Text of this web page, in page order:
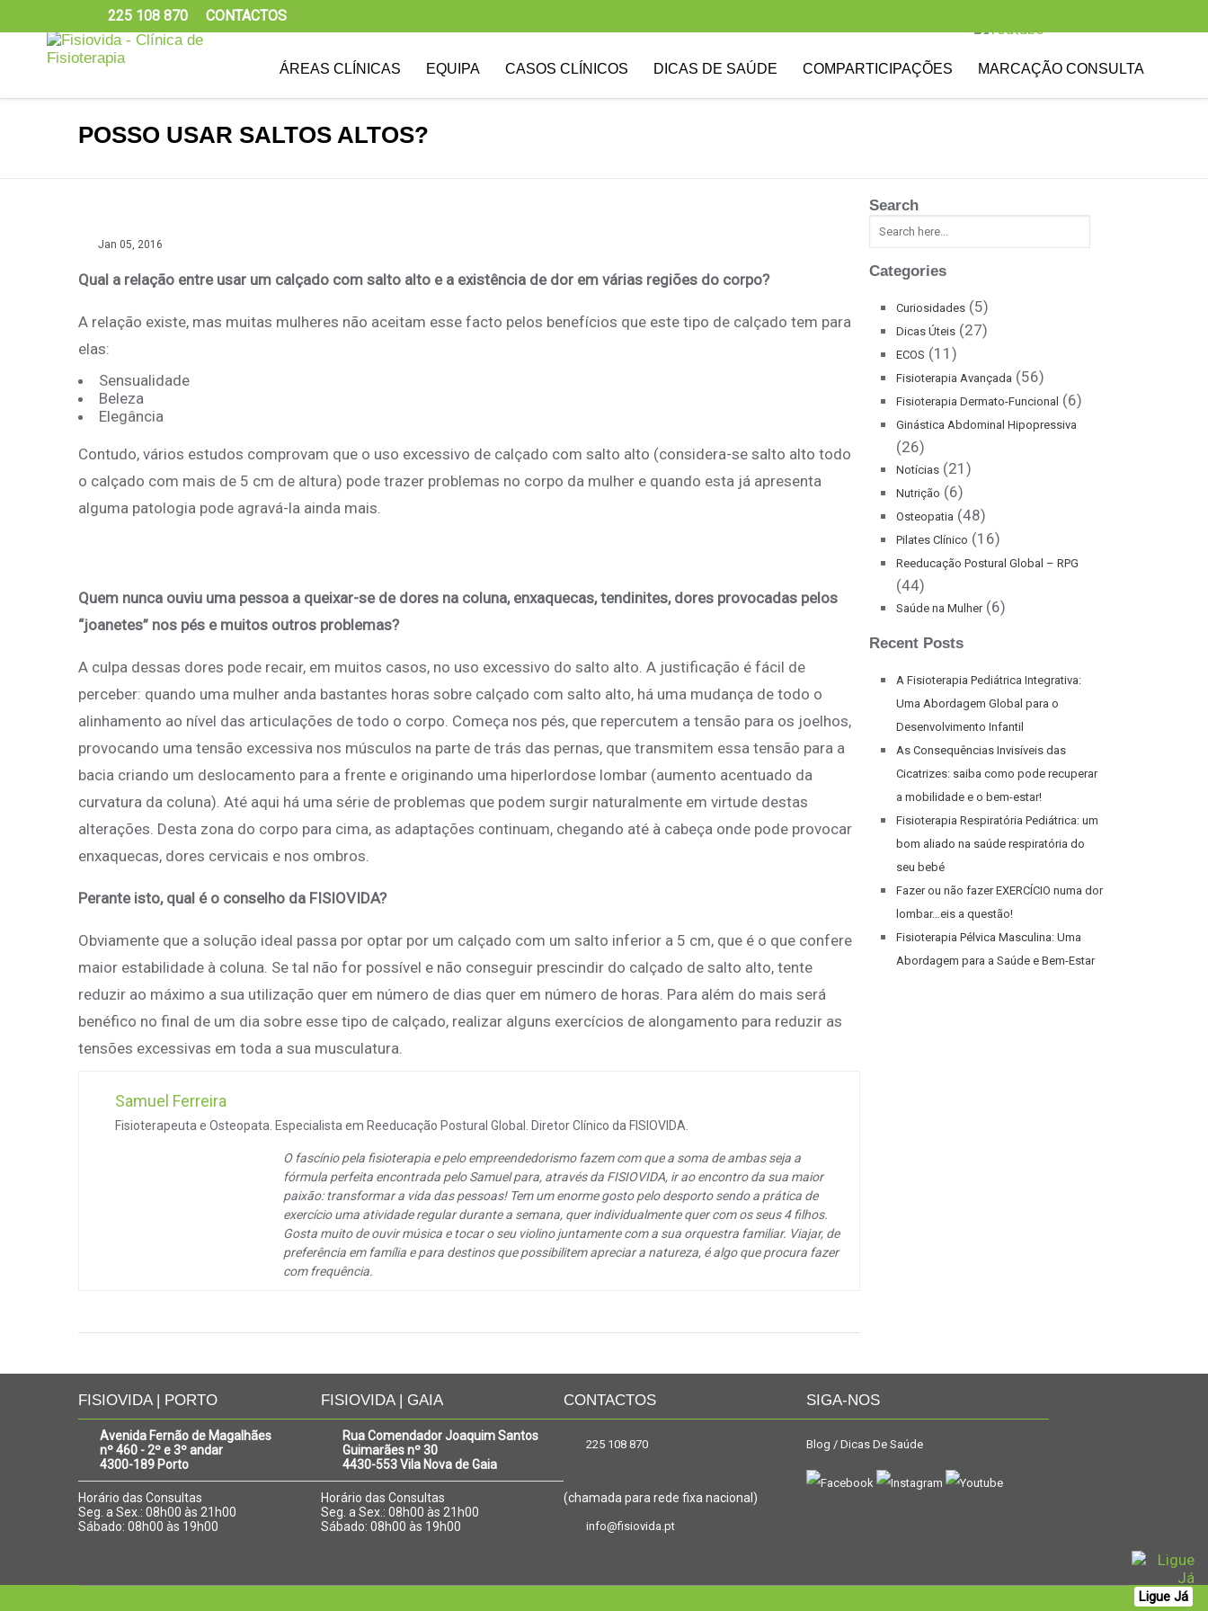
225 108 870 CONTACTOS
ÁREAS CLÍNICAS EQUIPA CASOS CLÍNICOS DICAS DE SAÚDE COMPARTICIPAÇÕES MARCAÇÃO CONSULTA
POSSO USAR SALTOS ALTOS?
Jan 05, 2016
Qual a relação entre usar um calçado com salto alto e a existência de dor em várias regiões do corpo?
A relação existe, mas muitas mulheres não aceitam esse facto pelos benefícios que este tipo de calçado tem para
elas:
Sensualidade
Beleza
Elegância
Contudo, vários estudos comprovam que o uso excessivo de calçado com salto alto (considera-se salto alto todo
o calçado com mais de 5 cm de altura) pode trazer problemas no corpo da mulher e quando esta já apresenta
alguma patologia pode agravá-la ainda mais.
Quem nunca ouviu uma pessoa a queixar-se de dores na coluna, enxaquecas, tendinites, dores provocadas pelos
“joanetes” nos pés e muitos outros problemas?
A culpa dessas dores pode recair, em muitos casos, no uso excessivo do salto alto. A justificação é fácil de
perceber: quando uma mulher anda bastantes horas sobre calçado com salto alto, há uma mudança de todo o
alinhamento ao nível das articulações de todo o corpo. Começa nos pés, que repercutem a tensão para os joelhos,
provocando uma tensão excessiva nos músculos na parte de trás das pernas, que transmitem essa tensão para a
bacia criando um deslocamento para a frente e originando uma hiperlordose lombar (aumento acentuado da
curvatura da coluna). Até aqui há uma série de problemas que podem surgir naturalmente em virtude destas
alterações. Desta zona do corpo para cima, as adaptações continuam, chegando até à cabeça onde pode provocar
enxaquecas, dores cervicais e nos ombros.
Perante isto, qual é o conselho da FISIOVIDA?
Obviamente que a solução ideal passa por optar por um calçado com um salto inferior a 5 cm, que é o que confere
maior estabilidade à coluna. Se tal não for possível e não conseguir prescindir do calçado de salto alto, tente
reduzir ao máximo a sua utilização quer em número de dias quer em número de horas. Para além do mais será
benéfico no final de um dia sobre esse tipo de calçado, realizar alguns exercícios de alongamento para reduzir as
tensões excessivas em toda a sua musculatura.
Samuel Ferreira
Fisioterapeuta e Osteopata. Especialista em Reeducação Postural Global. Diretor Clínico da FISIOVIDA.
O fascínio pela fisioterapia e pelo empreendedorismo fazem com que a soma de ambas seja a
fórmula perfeita encontrada pelo Samuel para, através da FISIOVIDA, ir ao encontro da sua maior
paixão: transformar a vida das pessoas! Tem um enorme gosto pelo desporto sendo a prática de
exercício uma atividade regular durante a semana, quer individualmente quer com os seus 4 filhos.
Gosta muito de ouvir música e tocar o seu violino juntamente com a sua orquestra familiar. Viajar, de
preferência em família e para destinos que possibilitem apreciar a natureza, é algo que procura fazer
com frequência.
Search
Categories
Curiosidades(5)
Dicas Úteis(27)
ECOS (11)
Fisioterapia Avançada (56)
Fisioterapia Dermato-Funcional (6)
Ginástica Abdominal Hipopressiva
(26)
Notícias(21)
Nutrição (6)
Osteopatia (48)
Pilates Clínico (16)
Reeducação Postural Global – RPG
(44)
Saúde na Mulher(6)
Recent Posts
A Fisioterapia Pediátrica Integrativa:
Uma Abordagem Global para o
Desenvolvimento Infantil
As Consequências Invisíveis das
Cicatrizes: saiba como pode recuperar
a mobilidade e o bem-estar!
Fisioterapia Respiratória Pediátrica: um
bom aliado na saúde respiratória do
seu bebé
Fazer ou não fazer EXERCÍCIO numa dor
lombar…eis a questão!
Fisioterapia Pélvica Masculina: Uma
Abordagem para a Saúde e Bem-Estar
Ligue Já
FISIOVIDA | PORTO
Avenida Fernão de Magalhães
nº 460 - 2º e 3º andar
4300-189 Porto
Horário das Consultas
Seg. a Sex.: 08h00 às 21h00
Sábado: 08h00 às 19h00
FISIOVIDA | GAIA
Rua Comendador Joaquim Santos
Guimarães nº 30
4430-553 Vila Nova de Gaia
Horário das Consultas
Seg. a Sex.: 08h00 às 21h00
Sábado: 08h00 às 19h00
CONTACTOS
225 108 870
(chamada para rede fixa nacional)
info@fisiovida.pt
SIGA-NOS
Blog / Dicas De Saúde